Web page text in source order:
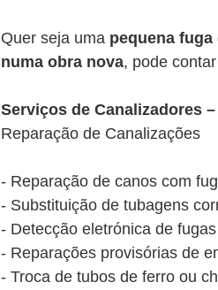
Quer seja uma pequena fuga
numa obra nova, pode
Serviços de Canalizadores
Reparação de Canalizações
- Reparação de canos com
- Substituição de tubagens
- Detecção eletrónica de
- Reparações provisórias de
- Troca de tubos de ferro ou